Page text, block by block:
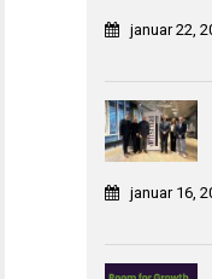
januar 22,
januar 16,